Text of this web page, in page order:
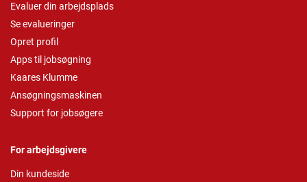
Evaluer din arbejdsplads
Se evalueringer
Opret profil
Apps til jobsøgning
Kaares Klumme
Ansøgningsmaskinen
Support for jobsøgere
For arbejdsgivere
Din kundeside